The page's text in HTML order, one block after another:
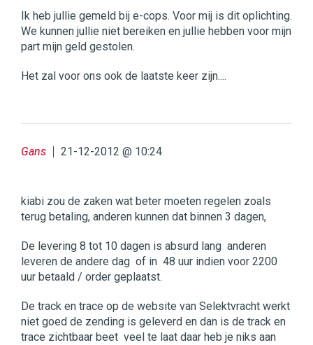
Ik heb jullie gemeld bij e-cops. Voor mij is dit oplichting.
We kunnen jullie niet bereiken en jullie hebben voor mijn
part mijn geld gestolen.
Het zal voor ons ook de laatste keer zijn....
Gans 21-12-2012 @ 10:24
kiabi zou de zaken wat beter moeten regelen zoals
terug betaling, anderen kunnen dat binnen 3 dagen,
De levering 8 tot 10 dagen is absurd lang anderen
leveren de andere dag of in 48 uur indien voor 2200
uur betaald / order geplaatst.
De track en trace op de website van Selektvracht werkt
niet goed de zending is geleverd en dan is de track en
trace zichtbaar beet veel te laat daar heb je niks aan